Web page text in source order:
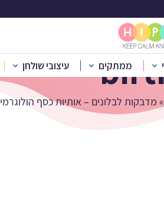
ממתקים עיצובי שולחן
» מדבקות לבלונים – אותיות כסף הולוגרמי happy birthday